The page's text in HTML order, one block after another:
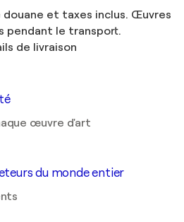
douane et taxes inclus. Œuvres
pendant le transport.
de livraison
œuvre d'art
du monde entier